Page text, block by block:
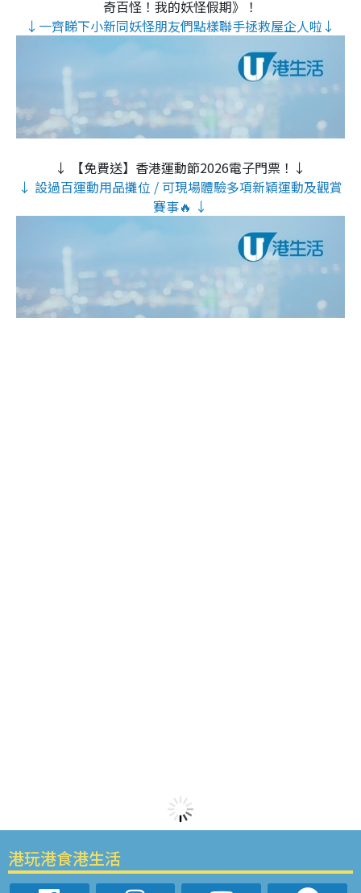
奇百怪！我的妖怪假期》！
↓一齊睇下小新同妖怪朋友們點樣聯手拯救屋企人啦↓
↓ 【免費送】香港運動節2026電子門票！↓
↓ 設過百運動用品攤位 / 可現場體驗多項新穎運動及觀賞
賽事🔥 ↓
港玩港食港生活